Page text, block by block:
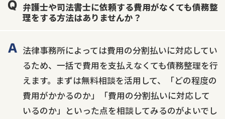
個人再生
時効援用
過払い金返還請求
会社破産・法人破産
住宅ローン
弁護士や司法書士に依頼する費用がなくても債務整
理をする方法はありませんか？
法律事務所によっては費用の分割払いに対応してい
るため、一括で費用を支払えなくても債務整理を行
えます。まずは無料相談を活用して、「どの程度の
費用がかかるのか」「費用の分割払いに対応して
いるのか」といった点を相談してみるのがよいでし